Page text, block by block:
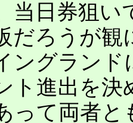
当日券狙い
だろうが
ングランド
ト進出を
って両者